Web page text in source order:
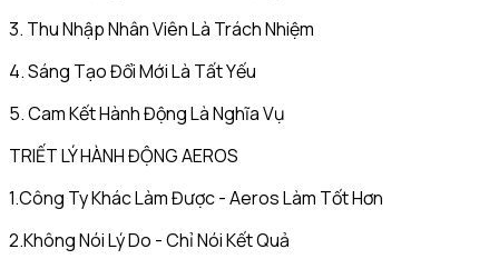
3. Thu Nhập Nhân Viên Là Trách Nhiệm
4. Sáng Tạo Đổi Mới Là Tất Yếu
5. Cam Kết Hành Động Là Nghĩa Vụ
TRIẾT LÝ HÀNH ĐỘNG AEROS
1.Công Ty Khác Làm Được - Aeros Làm Tốt Hơn
2.Không Nói Lý Do - Chỉ Nói Kết Quả